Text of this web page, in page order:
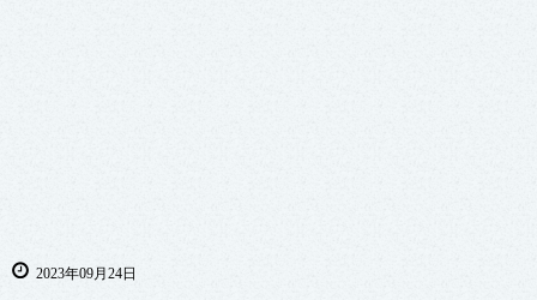
2023年09月24日